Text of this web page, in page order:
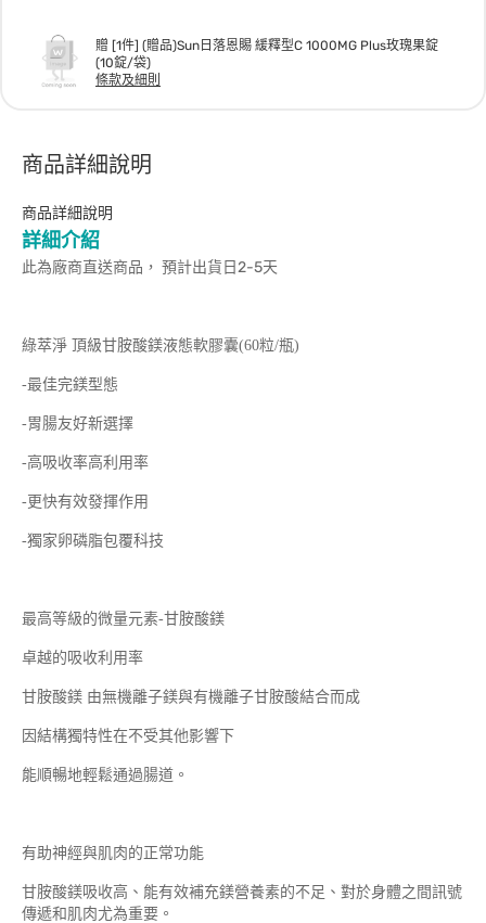
贈 [1件] (贈品)Sun日落恩賜 緩釋型C 1000MG Plus玫瑰果錠
(10錠/袋)
條款及細則
商品詳細說明
商品詳細說明
詳細介紹
此為廠商直送商品， 預計出貨日2-5天
綠萃淨 頂級甘胺酸鎂液態軟膠囊(60粒/瓶)
-最佳完鎂型態
-胃腸友好新選擇
-高吸收率高利用率
-更快有效發揮作用
-獨家卵磷脂包覆科技
最高等級的微量元素-甘胺酸鎂
卓越的吸收利用率
甘胺酸鎂 由無機離子鎂與有機離子甘胺酸結合而成
因結構獨特性在不受其他影響下
能順暢地輕鬆通過腸道。
有助神經與肌肉的正常功能
甘胺酸鎂吸收高、能有效補充鎂營養素的不足、對於身體之間訊號
傳遞和肌肉尤為重要。